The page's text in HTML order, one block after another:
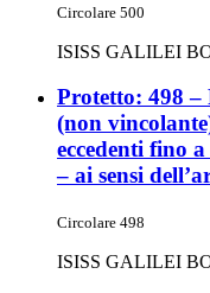
Circolare 500
ISISS GALILEI
Protetto: 498
(non
eccedenti fino
– ai sensi
Circolare 498
ISISS GALILEI